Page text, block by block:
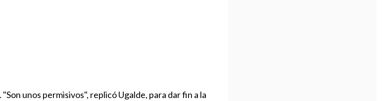
unos permisivos", replicó Ugalde, para dar fin a la